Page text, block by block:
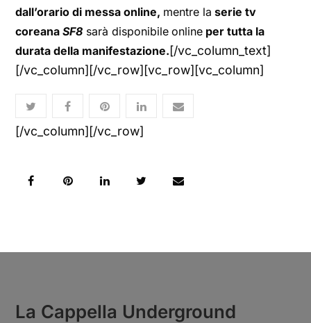
dall’orario di messa online, mentre la serie tv
coreanaSF8 sarà disponibile online per tutta la
durata della manifestazione.[/vc_column_text]
[/vc_column][/vc_row][vc_row][vc_column]
[/vc_column][/vc_row]
La Cappella Underground